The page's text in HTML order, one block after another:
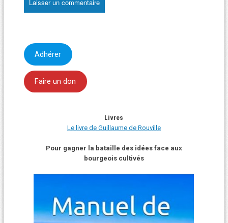
Adhérer
Faire un don
Livres
Le livre de Guillaume de Rouville
Pour gagner la bataille des idées face aux
bourgeois cultivés